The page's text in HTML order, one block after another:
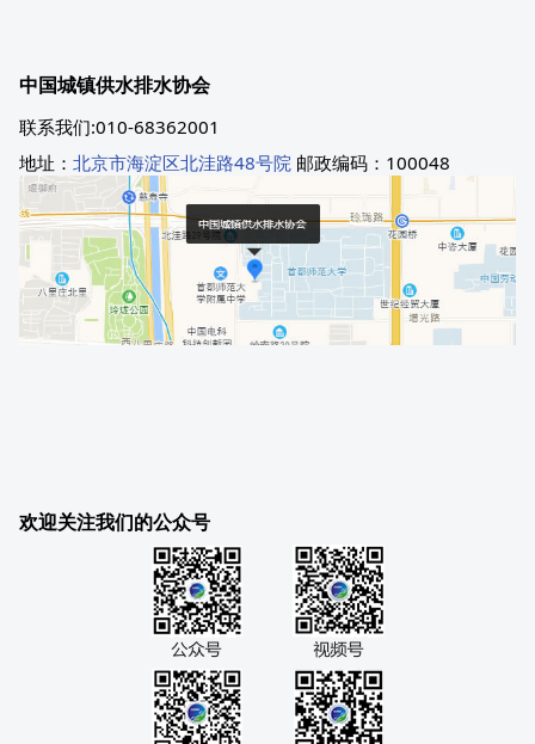
中国城镇供水排水协会
联系我们:010-68362001
地址： 北京市海淀区北洼路48号院 邮政编码：100048
欢迎关注我们的公众号